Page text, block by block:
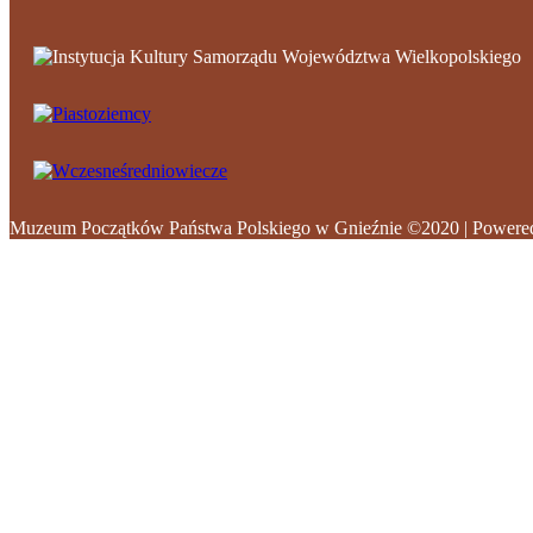
Muzeum Początków Państwa Polskiego w Gnieźnie ©2020 |